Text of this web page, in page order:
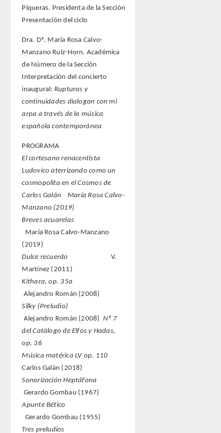
Piqueras. Presidenta de la Sección
Presentación del ciclo
Dra. Dª. María Rosa Calvo-
Manzano Ruiz-Horn. Académica
de Número de la Sección
Interpretación del concierto
inaugural: Rupturas y
continuidades dialogan con mi
arpa a través de la música
española contemporánea
PROGRAMA
El cortesano renacentista
Ludovico aterrizando como un
cosmopolita en el Cosmos de
Carlos Galán María Rosa Calvo-
Manzano (2019)
Breves acuarelas
María Rosa Calvo-Manzano
(2019)
Dulce recuerdo V.
Martínez (2011)
Kithara, op. 35a
Alejandro Román (2008)
Silky (Preludio)
Alejandro Román (2008)Nº 7
del Catálogo de Elfos y Hadas,
op. 36
Música matérica LV op. 110
Carlos Galán (2018)
Sonorización Heptáfona
Gerardo Gombau (1967)
Apunte Bético
Gerardo Gombau (1955)
Tres preludios